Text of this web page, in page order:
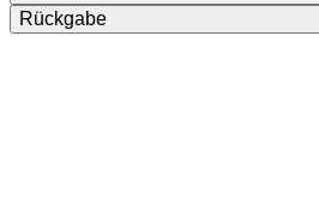
Rückgabe